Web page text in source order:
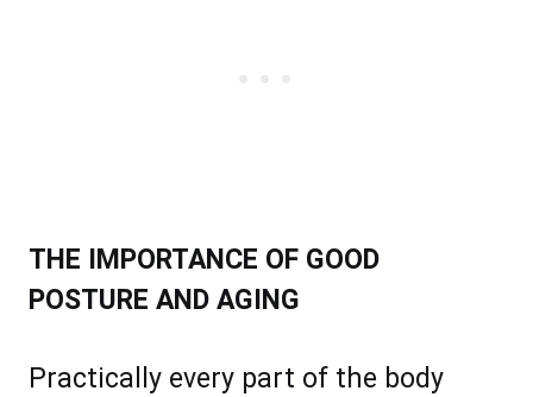
THE IMPORTANCE OF GOOD
POSTURE AND AGING
Prасtiсаllу еvеrу раrt оf the bоdу